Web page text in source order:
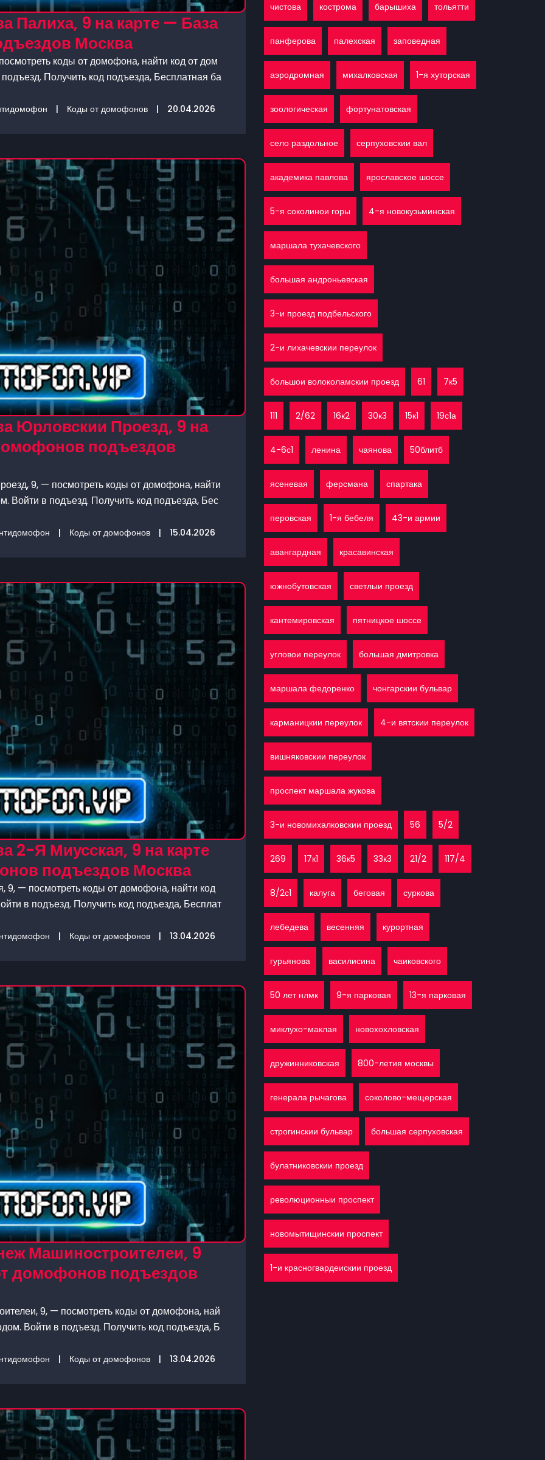
Палиха, 9 на карте — База
Москва
коды от домофона, найти код от дом
Получить код подъезда, Бесплатная ба
| Коды от домофонов | 20.04.2026
Юрловскии Проезд, 9 на
подъездов
9, — посмотреть коды от домофона, найти
Войти в подъезд. Получить код подъезда, Бес
| Коды от домофонов | 15.04.2026
2-Я Миусская, 9 на карте
подъездов Москва
— посмотреть коды от домофона, найти код
в подъезд. Получить код подъезда, Бесплат
| Коды от домофонов | 13.04.2026
Машиностроителеи, 9
домофонов подъездов
9, — посмотреть коды от домофона, най
Войти в подъезд. Получить код подъезда, Б
| Коды от домофонов | 13.04.2026
чистова кострома барышиха тольятти
панферова палехская заповедная
аэродромная михалковская 1-я хуторская
зоологическая фортунатовская
село раздольное серпуховскии вал
академика павлова ярославское шоссе
5-я соколинои горы 4-я новокузьминская
маршала тухачевского
большая андроньевская
3-и проезд подбельского
2-и лихачевскии переулок
большои волоколамскии проезд 61 7к5
111 2/62 16к2 30к3 15к1 19с1а
4-6с1 ленина чаянова 50блитб
ясеневая ферсмана спартака
перовская 1-я бебеля 43-и армии
авангардная красавинская
южнобутовская светлыи проезд
кантемировская пятницкое шоссе
угловои переулок большая дмитровка
маршала федоренко чонгарскии бульвар
карманицкии переулок 4-и вятскии переулок
вишняковскии переулок
проспект маршала жукова
3-и новомихалковскии проезд 56 5/2
269 17к1 36к5 33к3 21/2 117/4
8/2с1 калуга беговая суркова
лебедева весенняя курортная
гурьянова василисина чаиковского
50 лет нлмк 9-я парковая 13-я парковая
миклухо-маклая новохохловская
дружинниковская 800-летия москвы
генерала рычагова соколово-мещерская
строгинскии бульвар большая серпуховская
булатниковскии проезд
революционныи проспект
новомытищинскии проспект
1-и красногвардеискии проезд